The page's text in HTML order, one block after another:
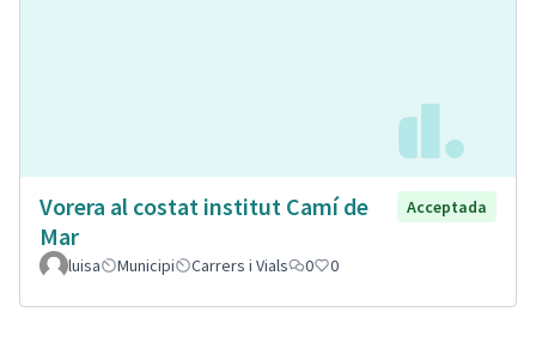
Vorera al costat institut Camí de
Mar
Acceptada
luisa Municipi Carrers i Vials 0 0